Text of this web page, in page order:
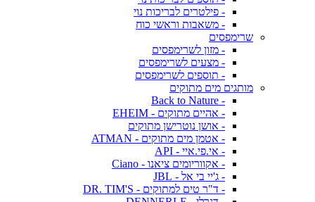
- פילטרים לבריכות נוי
- משאבות וראשי כוח
שרימפסים
- מזון לשרימפסים
- מצעים לשרימפסים
- תוספים לשרימפסים
מותגים מים מתוקים
- Back to Nature
- אהיים מתוקים - EHEIM
- אושן נוטרישן מתוקים
- אטמן מים מתוקים - ATMAN
- אי.פי.איי - API
- אקווריומים ציאנו - Ciano
- ג'יי בי אל - JBL
- ד"ר טים למתוקים - DR. TIM'S